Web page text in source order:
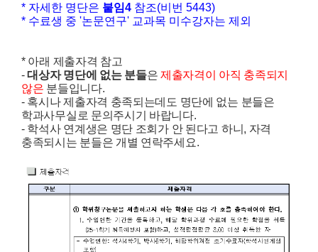
* 자세한 명단은 붙임4 참조(비번 5443)
* 수료생 중 '논문연구' 교과목 미수강자는 제외
* 아래 제출자격 참고
-대상자 명단에 없는 분들은 제출자격이 아직 충족되지
않은 분들입니다.
- 혹시나 제출자격 충족되는데도 명단에 없는 분들은
학과사무실로 문의주시기 바랍니다.
- 학석사 연계생은 명단 조회가 안 된다고 하니, 자격
충족되시는 분들은 개별 연락주세요.